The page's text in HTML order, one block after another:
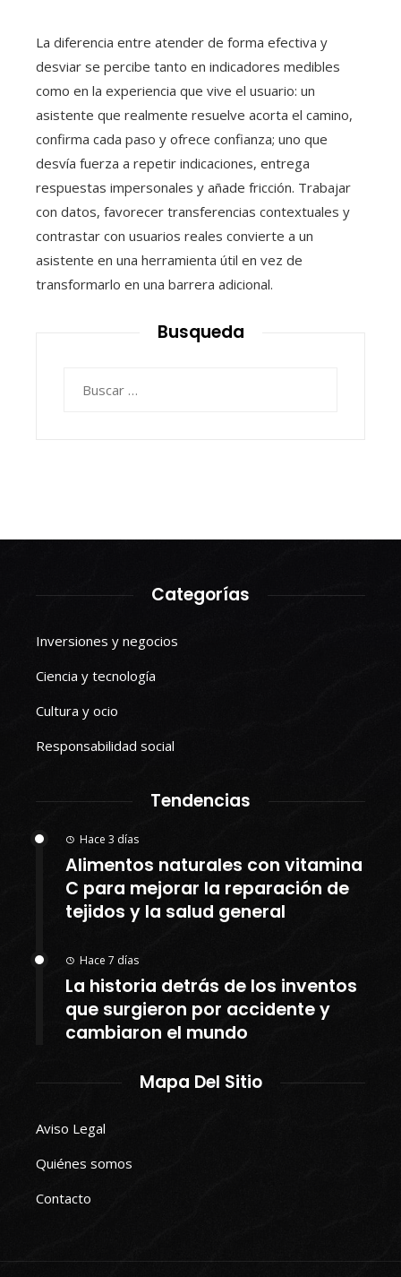
La diferencia entre atender de forma efectiva y
desviar se percibe tanto en indicadores medibles
como en la experiencia que vive el usuario: un
asistente que realmente resuelve acorta el camino,
confirma cada paso y ofrece confianza; uno que
desvía fuerza a repetir indicaciones, entrega
respuestas impersonales y añade fricción. Trabajar
con datos, favorecer transferencias contextuales y
contrastar con usuarios reales convierte a un
asistente en una herramienta útil en vez de
transformarlo en una barrera adicional.
Busqueda
Categorías
Inversiones y negocios
Ciencia y tecnología
Cultura y ocio
Responsabilidad social
Tendencias
Hace 3 días
Alimentos naturales con vitamina
C para mejorar la reparación de
tejidos y la salud general
Hace 7 días
La historia detrás de los inventos
que surgieron por accidente y
cambiaron el mundo
Mapa Del Sitio
Aviso Legal
Quiénes somos
Contacto